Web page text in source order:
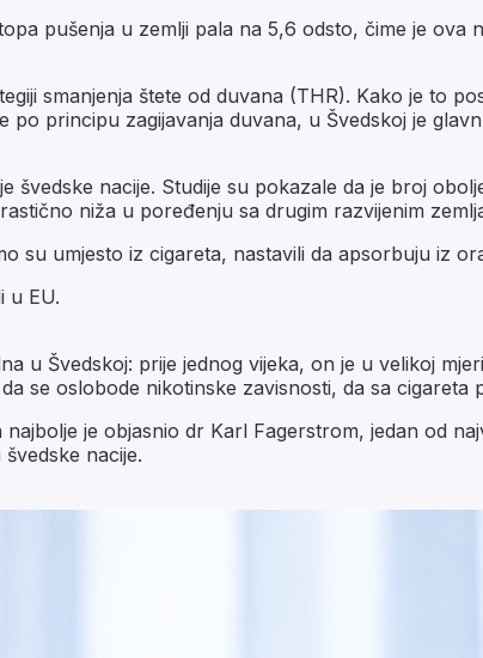
pušenja u zemlji pala na 5,6 odsto, čime je
smanjenja štete od duvana (THR). Kako je to
principu zagijavanja duvana, u Švedskoj je
švedske nacije. Studije su pokazale da je broj
niža u poređenju sa drugim razvijenim
su umjesto iz cigareta, nastavili da apsorbuju iz
u EU.
u Švedskoj: prije jednog vijeka, on je u velikoj
se oslobode nikotinske zavisnosti, da sa
je objasnio dr Karl Fagerstrom, jedan od
nacije.